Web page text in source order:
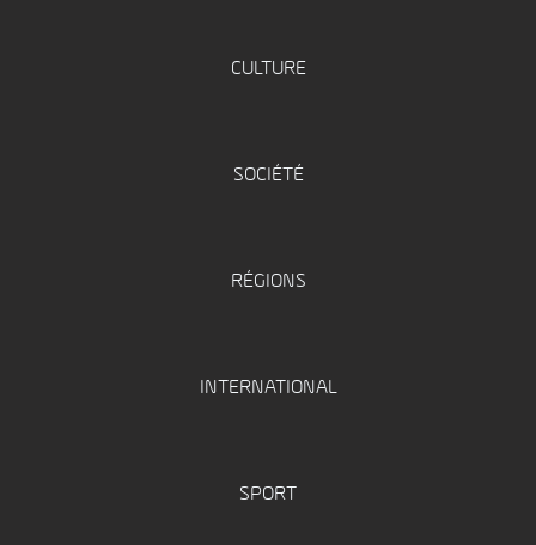
CULTURE
SOCIÉTÉ
RÉGIONS
INTERNATIONAL
SPORT